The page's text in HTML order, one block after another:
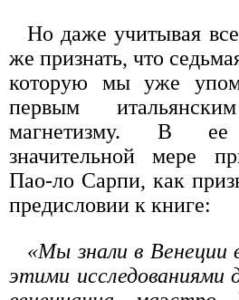
Но даже учитывая все
же признать, что
которую мы уже
первым
магнетизму. В
значительной мере
Пао-ло Сарпи, как
предисловии к книге:
«Мы знали в Венеции
этими исследованиями